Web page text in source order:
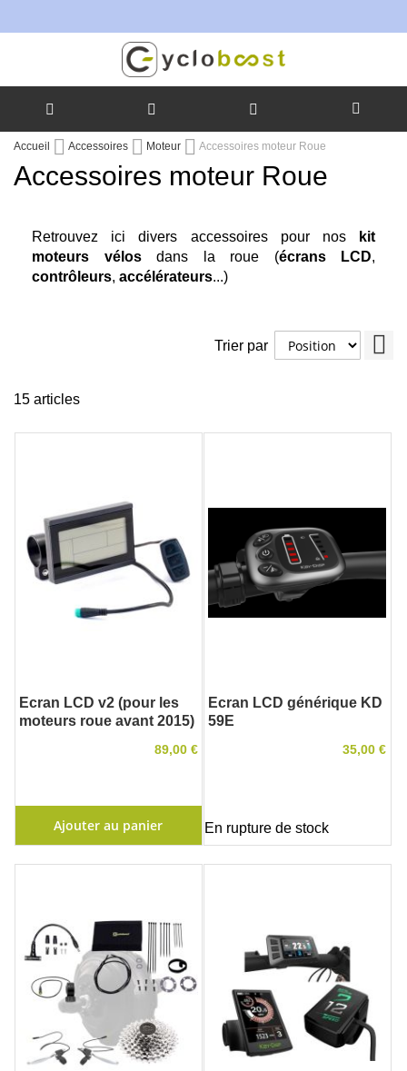
Allez
contenu
Accueil Accessoires Moteur Accessoires moteur Roue
Accessoires moteur Roue
Retrouvez ici divers accessoires pour nos
kit
moteurs vélosdans la roue (écrans LCD,
contrôleurs, accélérateurs...)
15 articles
Trier par
Ecran LCD v2 (pour les
moteurs roue avant 2015)
89,00 €
Ajouter au panier
Ecran LCD générique KD
59E
35,00 €
En rupture de stock